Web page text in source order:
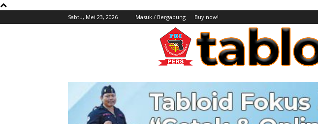
Sabtu, Mei 23, 2026 Masuk / Bergabung Buy now!